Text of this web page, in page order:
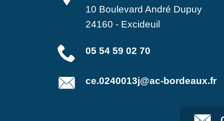
10 Boulevard André Dupuy
24160 - Excideuil
05 54 59 02 70
ce.0240013j@ac-bordeaux.fr